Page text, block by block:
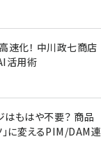
速化！ 中川政七商店
活用術
はもはや不要？ 商品
」に変えるPIM/DAM連